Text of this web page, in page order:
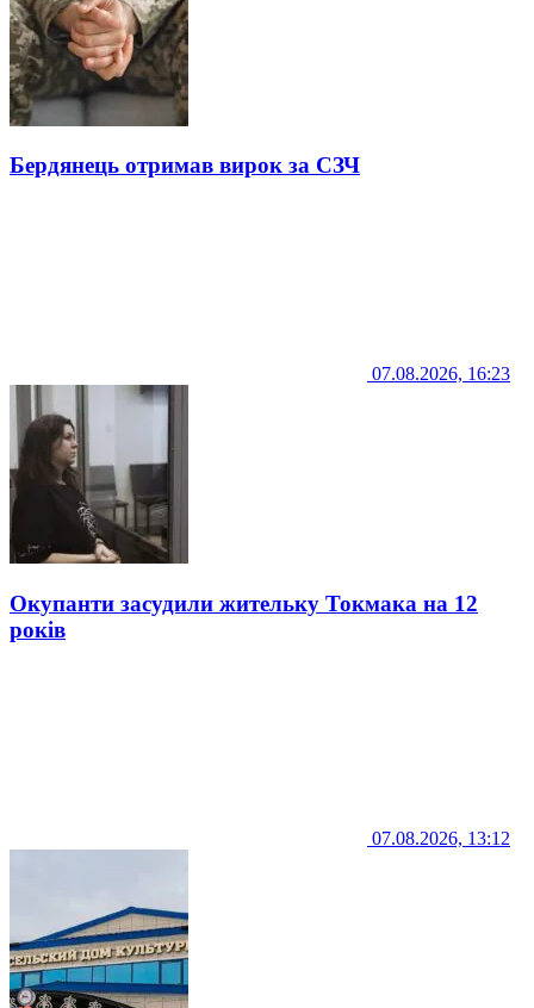
Бердянець отримав вирок за СЗЧ
07.08.2026, 16:23
Окупанти засудили жительку Токмака на 12
років
07.08.2026, 13:12